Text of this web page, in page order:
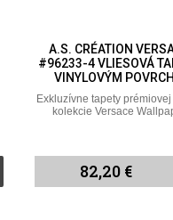
A.S. CRÉATION
#96233-4 VLIESOVÁ
VINYLOVÝM
Exkluzívne tapety
kolekcie Versace
82,20 €